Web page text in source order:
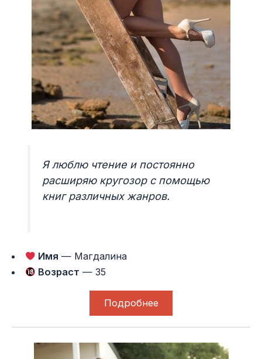
Я люблю чтение и постоянно
расширяю кругозор с помощью
книг различных жанров.
Имя — Магдалина
Возраст — 35
Подробнее